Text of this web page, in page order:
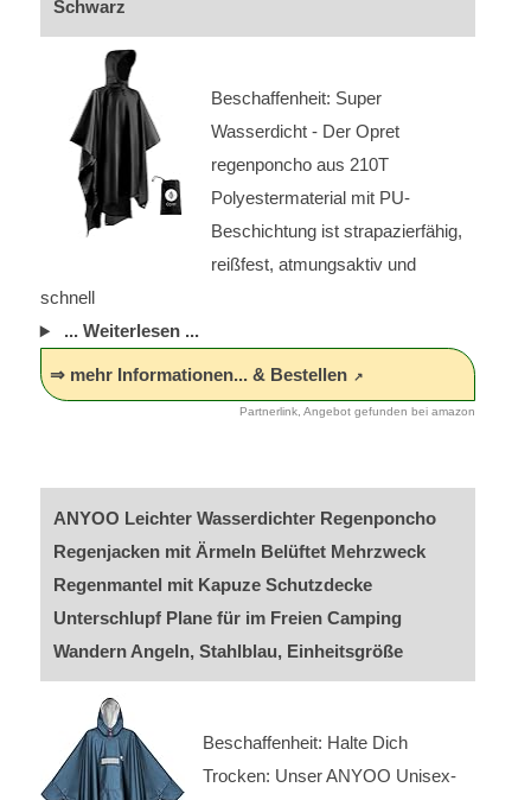
Schwarz
Beschaffenheit: Super
Wasserdicht - Der Opret
regenponcho aus 210T
Polyestermaterial mit PU-
Beschichtung ist strapazierfähig,
reißfest, atmungsaktiv und
schnell
... Weiterlesen ...
⇒ mehr Informationen... & Bestellen
Partnerlink, Angebot gefunden bei amazon
ANYOO Leichter Wasserdichter Regenponcho
Regenjacken mit Ärmeln Belüftet Mehrzweck
Regenmantel mit Kapuze Schutzdecke
Unterschlupf Plane für im Freien Camping
Wandern Angeln, Stahlblau, Einheitsgröße
Beschaffenheit: Halte Dich
Trocken: Unser ANYOO Unisex-